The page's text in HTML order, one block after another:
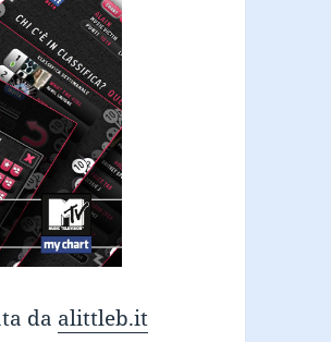
da alittleb.it